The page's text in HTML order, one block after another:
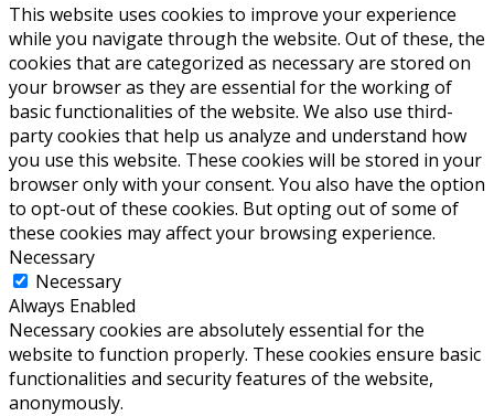
This website uses cookies to improve your experience
while you navigate through the website. Out of these, the
cookies that are categorized as necessary are stored on
your browser as they are essential for the working of
basic functionalities of the website. We also use third-
party cookies that help us analyze and understand how
you use this website. These cookies will be stored in your
browser only with your consent. You also have the option
to opt-out of these cookies. But opting out of some of
these cookies may affect your browsing experience.
Necessary
Necessary
Always Enabled
Necessary cookies are absolutely essential for the
website to function properly. These cookies ensure basic
functionalities and security features of the website,
anonymously.